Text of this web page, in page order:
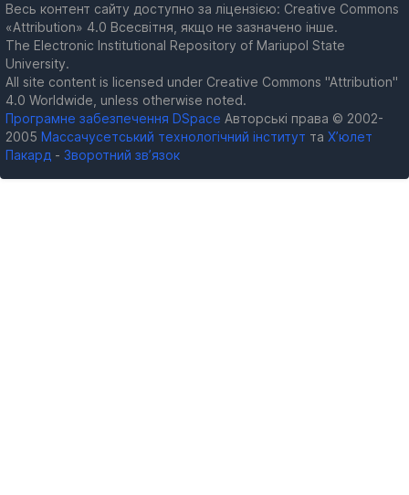
Весь контент сайту доступно за ліцензією: Creative Commons
«Attribution» 4.0 Всесвітня, якщо не зазначено інше.
The Electronic Institutional Repository of Mariupol State
University.
All site content is licensed under Creative Commons "Attribution"
4.0 Worldwide, unless otherwise noted.
Програмне забезпечення DSpace Авторські права © 2002-
2005 Массачусетський технологічний інститут та Х’юлет
Пакард - Зворотний зв’язок